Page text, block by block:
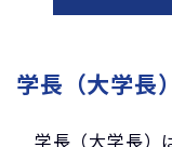
学長（大学長）
学長（大学長）